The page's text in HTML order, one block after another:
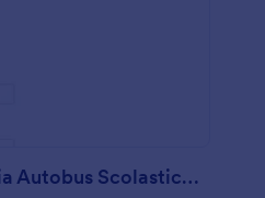
Checklist Di Pulizia Autobus Scolastici Modulo